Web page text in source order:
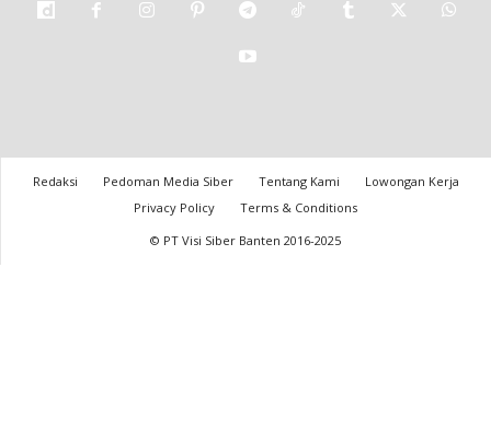
Redaksi Pedoman Media Siber Tentang Kami
Lowongan Kerja
Privacy Policy
Terms & Conditions
© PT Visi Siber Banten 2016-2025